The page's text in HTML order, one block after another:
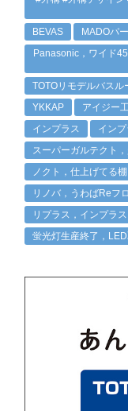
BEVAS
MADOパ
Panasonic，ワイド
TOTOリモデルバス
YKKAP
アイジー
インプラス
イン
スーパーガルテクト
ノクト，仕上げてる棚
リノバ，うわばReフ
リプラス，インプラス
蛍光灯生産終了，